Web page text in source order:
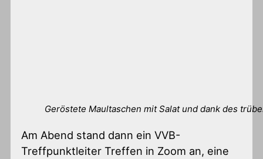
Geröstete Maultaschen mit Salat und dank des
Am Abend stand dann ein VVB-
Treffpunktleiter Treffen in Zoom an, eine